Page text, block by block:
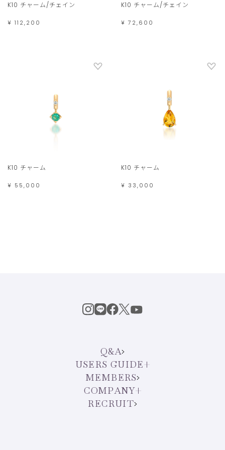
K10 チャーム/チェイン
¥ 112,200
K10 チャーム/チェイン
¥ 72,600
K10 チャーム
¥ 55,000
K10 チャーム
¥ 33,000
Q&A
USERS GUIDE
MEMBERS
COMPANY
RECRUIT